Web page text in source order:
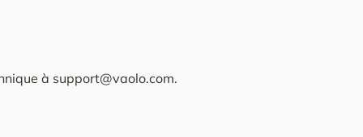
à support@vaolo.com.